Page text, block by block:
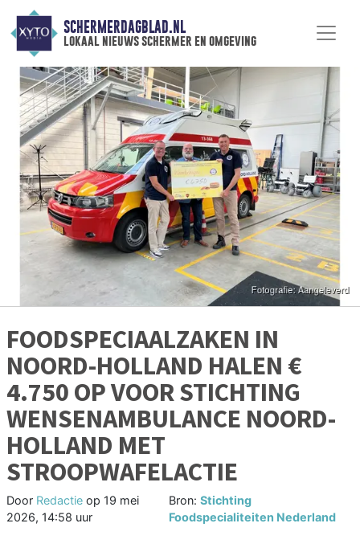
SCHERMERDAGBLAD.NL
lokaal nieuws schermer en omgeving
FOODSPECIAALZAKEN IN
NOORD-HOLLAND HALEN €
4.750 OP VOOR STICHTING
WENSENAMBULANCE NOORD-
HOLLAND MET
STROOPWAFELACTIE
Door Redactie op 19 mei
2026, 14:58 uur
Bron:Stichting
Foodspecialiteiten Nederland